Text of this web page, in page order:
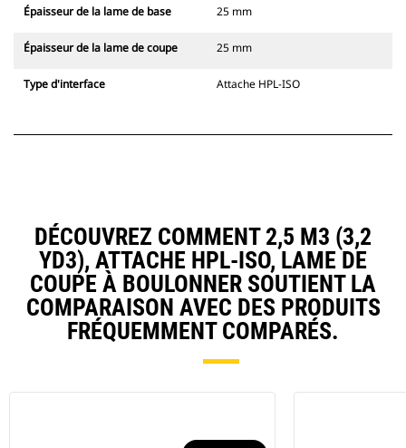
Épaisseur de la lame de base 25 mm
Épaisseur de la lame de coupe 25 mm
Type d'interface Attache HPL-ISO
DÉCOUVREZ COMMENT 2,5 M3 (3,2
YD3), ATTACHE HPL-ISO, LAME DE
COUPE À BOULONNER SOUTIENT LA
COMPARAISON AVEC DES PRODUITS
FRÉQUEMMENT COMPARÉS.